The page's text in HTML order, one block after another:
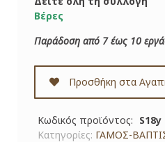
Βέρες
Παράδοση από 7 έως 10
Προσθήκη στα
Κωδικός προϊόντος: S18y
Κατηγορίες: ΓΑΜΟΣ-